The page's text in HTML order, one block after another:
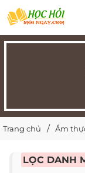
Trang chủ Ẩm
LỌC DANH